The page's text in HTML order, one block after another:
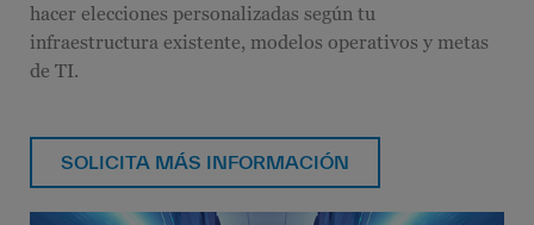
hacer elecciones personalizadas según tu
infraestructura existente, modelos operativos y metas
de TI.
SOLICITA MÁS INFORMACIÓN